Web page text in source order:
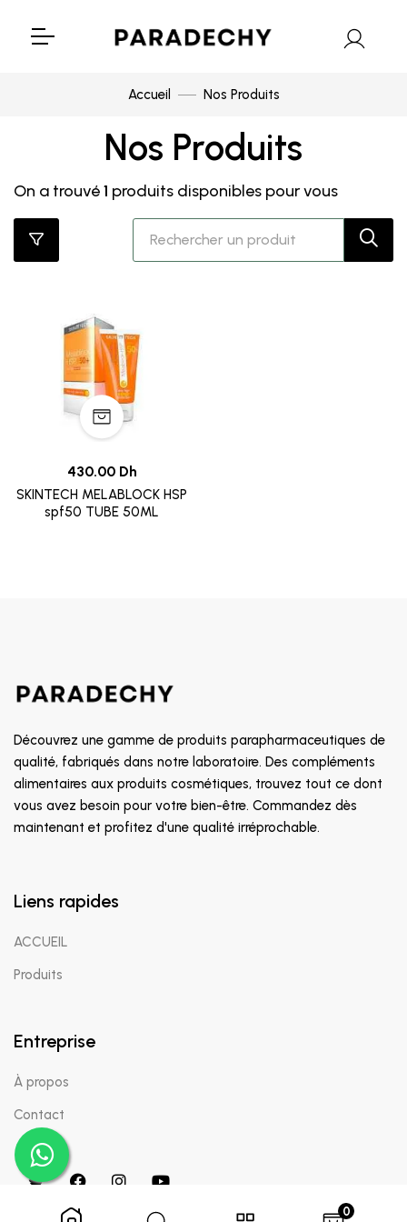
0
Accueil Nos Produits
Nos Produits
On a trouvé1 produits disponibles pour vous
430.00 Dh
SKINTECH MELABLOCK HSP
spf50 TUBE 50ML
Découvrez une gamme de produits parapharmaceutiques de
qualité, fabriqués dans notre laboratoire. Des compléments
alimentaires aux produits cosmétiques, trouvez tout ce dont
vous avez besoin pour votre bien-être. Commandez dès
maintenant et profitez d'une qualité irréprochable.
Liens rapides
ACCUEIL
Produits
Entreprise
À propos
Contact